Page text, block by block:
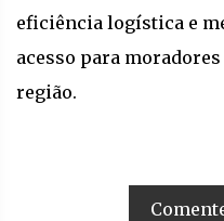
eficiência logística e
acesso para
região.